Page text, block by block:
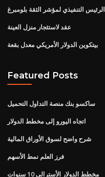
الرئيس التنفيذي لمؤشر الثقة بلومبرغ
عقد لاستئجار منزل العينة
بيتكوين الدولار الأمريكي معدل بقعة
Featured Posts
ساكسو بنك منصة التداول التحميل
اتجاه اليورو إلى مخطط الدولار
شرح واضح لسوق الأوراق المالية
فرز العلم نمط الأسهم
مخطط الدولار الأسترالي 10 سنوات